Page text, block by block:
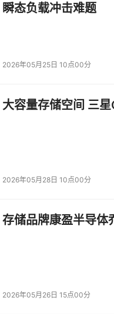
瞬态负载冲击难题
2026年05月25日 10点00分
大容量存储空间 三
2026年05月28日 10点00分
存储品牌康盈半导体
2026年05月26日 15点00分